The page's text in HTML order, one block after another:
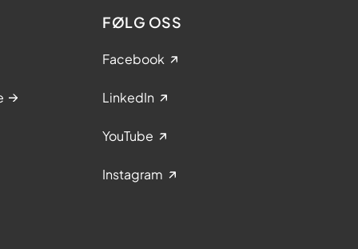
FØLG OSS
Facebook
LinkedIn
YouTube
Instagram